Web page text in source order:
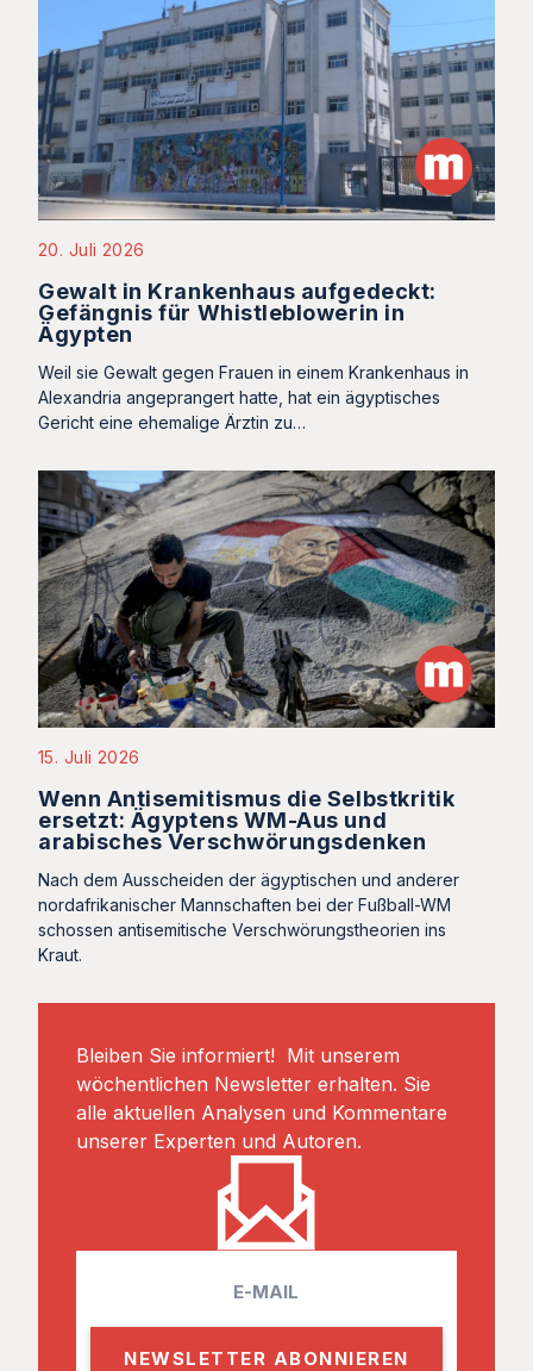
20. Juli 2026
Gewalt in Krankenhaus aufgedeckt:
Gefängnis für Whistleblowerin in
Ägypten
Weil sie Gewalt gegen Frauen in einem Krankenhaus in
Alexandria angeprangert hatte, hat ein ägyptisches
Gericht eine ehemalige Ärztin zu…
15. Juli 2026
Wenn Antisemitismus die Selbstkritik
ersetzt: Ägyptens WM-Aus und
arabisches Verschwörungsdenken
Nach dem Ausscheiden der ägyptischen und anderer
nordafrikanischer Mannschaften bei der Fußball-WM
schossen antisemitische Verschwörungstheorien ins
Kraut.
Bleiben Sie informiert! Mit unserem
wöchentlichen Newsletter erhalten. Sie
alle aktuellen Analysen und Kommentare
unserer Experten und Autoren.